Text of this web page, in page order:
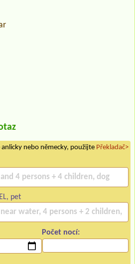
nebo německy, použijte Překladač>
pet
Počet nocí: